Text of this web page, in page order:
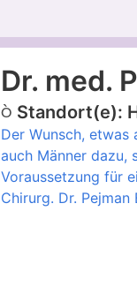
Dr. med.
Standort(e):
Der Wunsch, etwas
auch Männer dazu,
Voraussetzung für
Chirurg. Dr.